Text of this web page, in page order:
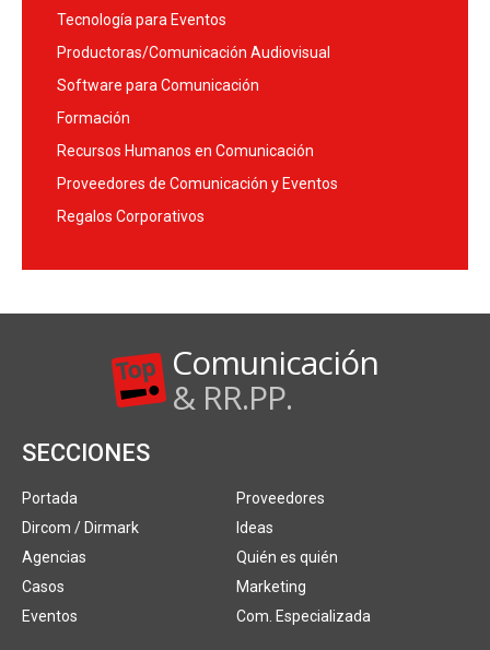
Tecnología para Eventos
Productoras/Comunicación Audiovisual
Software para Comunicación
Formación
Recursos Humanos en Comunicación
Proveedores de Comunicación y Eventos
Regalos Corporativos
Comunicación
& RR.PP.
SECCIONES
Portada
Dircom / Dirmark
Agencias
Casos
Eventos
Proveedores
Ideas
Quién es quién
Marketing
Com. Especializada